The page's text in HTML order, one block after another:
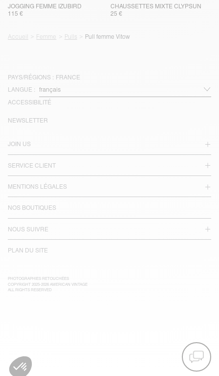
JOGGING FEMME IZUBIRD
115 €
CHAUSSETTES MIXTE CLYPSUN
25 €
Accueil Femme Pulls Pull femme Vitow
PAYS/RÉGIONS : FRANCE
LANGUE :
ACCESSIBILITÉ
JOIN US
SERVICE CLIENT
MENTIONS LÉGALES
NOS BOUTIQUES
NOUS SUIVRE
PLAN DU SITE
NEWSLETTER
PHOTOGRAPHIES RETOUCHÉES
COPYRIGHT 2025-2026 AMERICAN VINTAGE
ALL RIGHTS RESERVED